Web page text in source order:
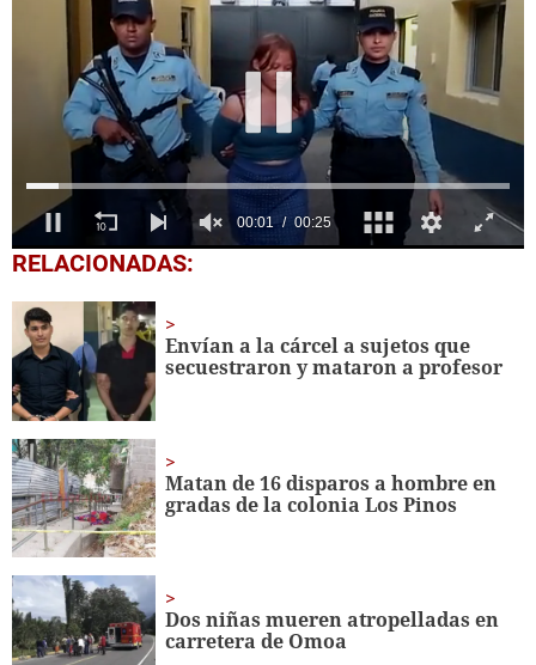
0
seconds
25
seconds
RELACIONADAS:
Envían a la cárcel a sujetos que
secuestraron y mataron a profesor
Matan de 16 disparos a hombre en
gradas de la colonia Los Pinos
Dos niñas mueren atropelladas en
carretera de Omoa